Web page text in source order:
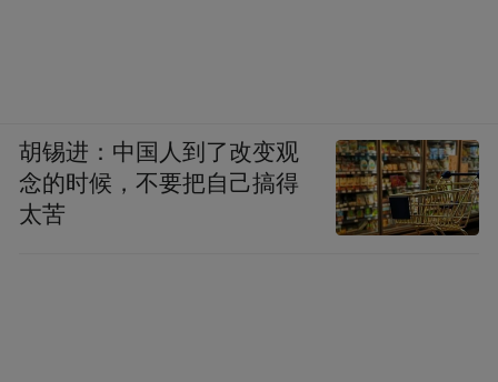
胡锡进：中国人到了改变观
念的时候，不要把自己搞得
太苦